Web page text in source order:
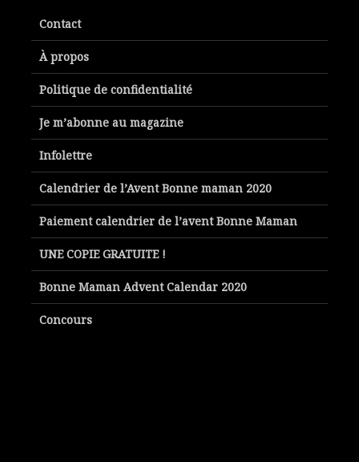
Contact
À propos
Politique de confidentialité
Je m’abonne au magazine
Infolettre
Calendrier de l’Avent Bonne maman 2020
Paiement calendrier de l’avent Bonne Maman
UNE COPIE GRATUITE !
Bonne Maman Advent Calendar 2020
Concours